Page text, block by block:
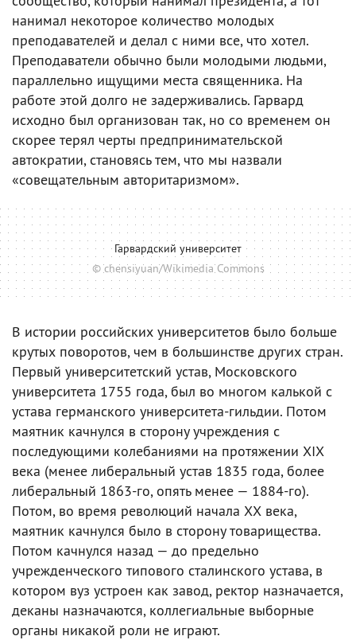
нанимал некоторое количество молодых
преподавателей и делал с ними все, что хотел.
Преподаватели обычно были молодыми людьми,
параллельно ищущими места священника. На
работе этой долго не задерживались. Гарвард
исходно был организован так, но со временем он
скорее терял черты предпринимательской
автократии, становясь тем, что мы назвали
«совещательным авторитаризмом».
Гарвардский университет
© chensiyuan/Wikimedia Commons
В истории российских университетов было больше
крутых поворотов, чем в большинстве других стран.
Первый университетский устав, Московского
университета 1755 года, был во многом калькой с
устава германского университета-гильдии. Потом
маятник качнулся в сторону учреждения с
последующими колебаниями на протяжении XIX
века (менее либеральный устав 1835 года, более
либеральный 1863-го, опять менее — 1884-го).
Потом, во время революций начала ХХ века,
маятник качнулся было в сторону товарищества.
Потом качнулся назад — до предельно
учрежденческого типового сталинского устава, в
котором вуз устроен как завод, ректор назначается,
деканы назначаются, коллегиальные выборные
органы никакой роли не играют.